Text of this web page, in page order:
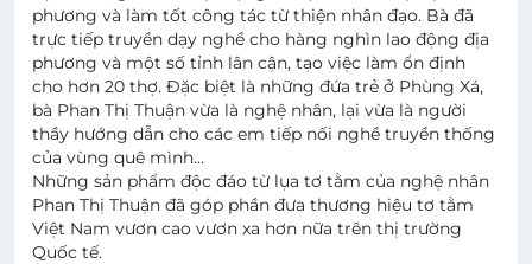
phương và làm tốt công tác từ thiện nhân đạo. Bà đã
trực tiếp truyền dạy nghề cho hàng nghìn lao động địa
phương và một số tỉnh lân cận, tạo việc làm ổn định
cho hơn 20 thợ. Đặc biệt là những đứa trẻ ở Phùng Xá,
bà Phan Thị Thuận vừa là nghệ nhân, lại vừa là người
thầy hướng dẫn cho các em tiếp nối nghề truyền thống
của vùng quê mình…
Những sản phẩm độc đáo từ lụa tơ tằm của nghệ nhân
Phan Thị Thuận đã góp phần đưa thương hiệu tơ tằm
Việt Nam vươn cao vươn xa hơn nữa trên thị trường
Quốc tế.